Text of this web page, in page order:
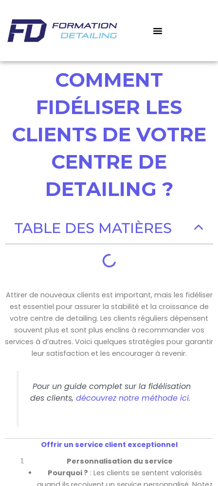
contenu
COMMENT
FIDÉLISER LES
CLIENTS DE VOTRE
CENTRE DE
DETAILING ?
TABLE DES MATIÈRES
Attirer de nouveaux clients est important, mais les fidéliser
est essentiel pour assurer la stabilité et la croissance de
votre centre de detailing. Les clients réguliers dépensent
souvent plus et sont plus enclins à recommander vos
services à d’autres. Voici quelques stratégies pour garantir
leur satisfaction et les encourager à revenir.
Pour un guide complet sur la fidélisation
des clients, découvrez notre méthode ici.
Offrir un service client exceptionnel
Personnalisation du service
Pourquoi ? : Les clients se sentent valorisés